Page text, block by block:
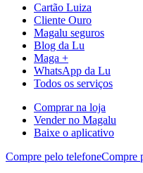
Cartão Luiza
Cliente Ouro
Magalu seguros
Blog da Lu
Maga +
WhatsApp da Lu
Todos os serviços
Comprar na loja
Vender no Magalu
Baixe o aplicativo
Compre pelo telefoneCompre